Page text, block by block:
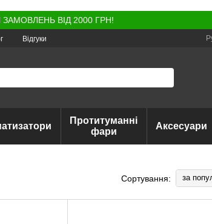
ВІД 2000 ГРН!
Відгуки
Протитуманні
фари
Аксесуари
Сортування: за